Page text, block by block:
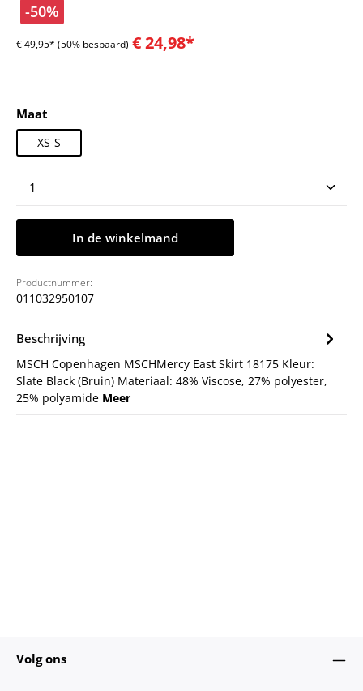
-50%
€ 49,95*(50% bespaard) € 24,98*
Selecteer
Maat
XS-S
Producthoeveelheid: Voer de gewenste
In de winkelmand
Productnummer:
011032950107
Beschrijving
MSCH Copenhagen MSCHMercy East Skirt 18175 Kleur:
Slate Black (Bruin) Materiaal: 48% Viscose, 27% polyester,
25% polyamide Meer
Volg ons